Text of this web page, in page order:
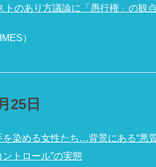
トのあり方議論に「愚行権」の観
）
25日
を染める女性たち…背景にある“悪
ントロール”の実態